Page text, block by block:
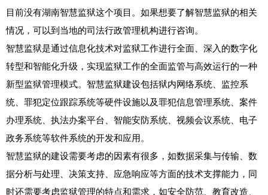
目前没有湖南智慧监狱这个项目。如果想要了解智慧监狱的相关
情况，可以到当地的司法行政管理机构进行咨询。
智慧监狱是通过信息化技术对监狱工作进行全面、深入的数字化
转型和智能化升级，实现监狱工作的全面监管与高效运行的一种
新型监狱管理模式。智慧监狱建设包括狱内网络系统、监控系
统、罪犯定位跟踪系统等硬件设施以及罪犯信息管理系统、案件
办理系统、执法办案平台、智能安防系统、视频会议系统、电子
政务系统等软件系统的开发和应用。
智慧监狱的建设需要考虑的因素有很多，如数据采集与传输、数
据分析与处理、决策支持、应急响应等方面的技术支撑能力，同
时还需要考虑监狱管理的特点和需求，如安全防范、教育改造、